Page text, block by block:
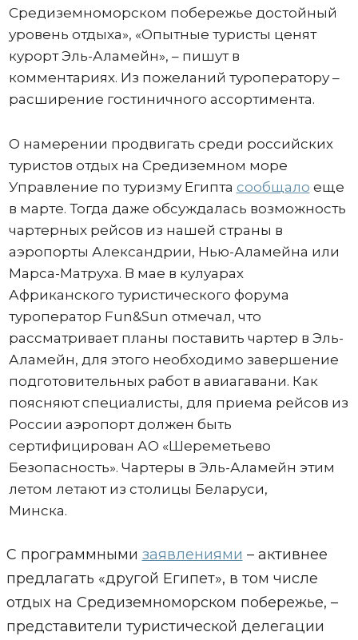
Средиземноморском побережье достойный
уровень отдыха», «Опытные туристы ценят
курорт Эль-Аламейн», – пишут в
комментариях. Из пожеланий туроператору –
расширение гостиничного ассортимента.
О намерении продвигать среди российских
туристов отдых на Средиземном море
Управление по туризму Египта сообщало еще
в марте. Тогда даже обсуждалась возможность
чартерных рейсов из нашей страны в
аэропорты Александрии, Нью-Аламейна или
Марса-Матруха. В мае в кулуарах
Африканского туристического форума
туроператор Fun&Sun отмечал, что
рассматривает планы поставить чартер в Эль-
Аламейн, для этого необходимо завершение
подготовительных работ в авиагавани. Как
поясняют специалисты, для приема рейсов из
России аэропорт должен быть
сертифицирован АО «Шереметьево
Безопасность». Чартеры в Эль-Аламейн этим
летом летают из столицы Беларуси,
Минска.
С программными заявлениями – активнее
предлагать «другой Египет», в том числе
отдых на Средиземноморском побережье, –
представители туристической делегации